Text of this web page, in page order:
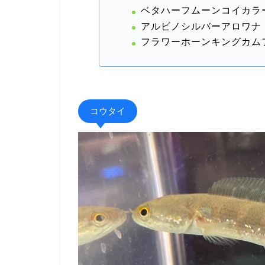
ベタハーフムーンコイカラ
アルビノシルバーアロワナ
フラワーホーンキングカム
コウタイ